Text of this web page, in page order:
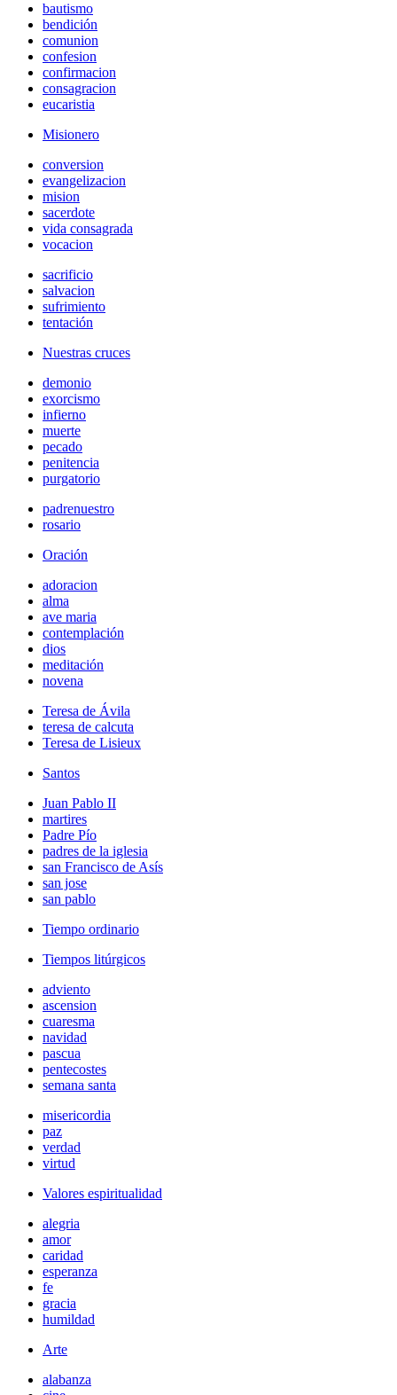
bautismo
bendición
comunion
confesion
confirmacion
consagracion
eucaristia
Misionero
conversion
evangelizacion
mision
sacerdote
vida consagrada
vocacion
sacrificio
salvacion
sufrimiento
tentación
Nuestras cruces
demonio
exorcismo
infierno
muerte
pecado
penitencia
purgatorio
padrenuestro
rosario
Oración
adoracion
alma
ave maria
contemplación
dios
meditación
novena
Teresa de Ávila
teresa de calcuta
Teresa de Lisieux
Santos
Juan Pablo II
martires
Padre Pío
padres de la iglesia
san Francisco de Asís
san jose
san pablo
Tiempo ordinario
Tiempos litúrgicos
adviento
ascension
cuaresma
navidad
pascua
pentecostes
semana santa
misericordia
paz
verdad
virtud
Valores espiritualidad
alegria
amor
caridad
esperanza
fe
gracia
humildad
Arte
alabanza